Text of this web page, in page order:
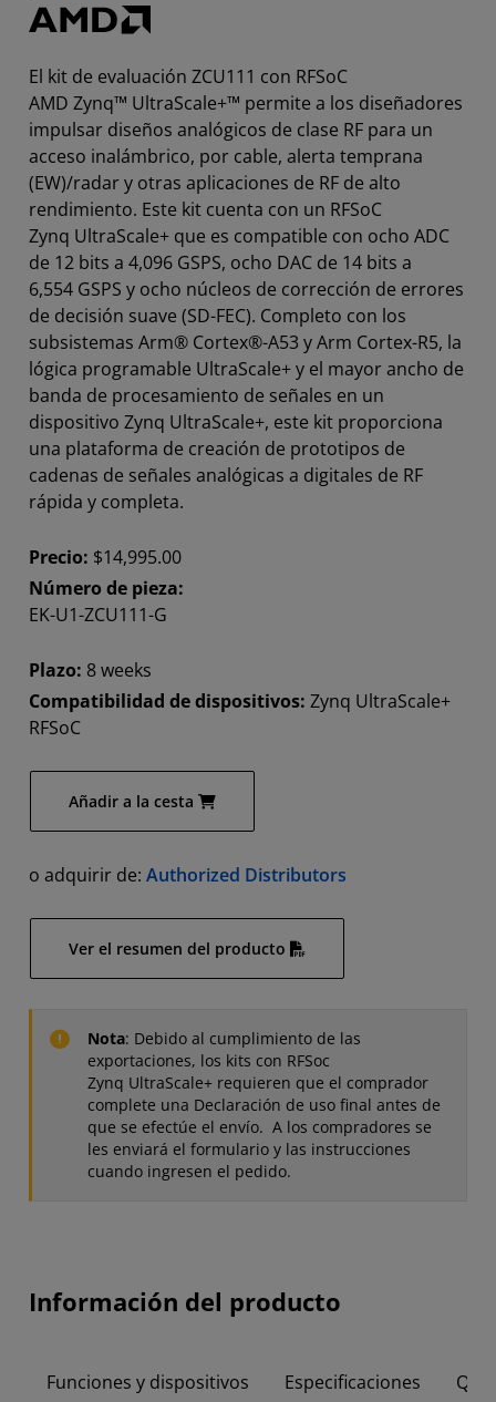
El kit de evaluación ZCU111 con RFSoC
AMD Zynq™ UltraScale+™ permite a los diseñadores
impulsar diseños analógicos de clase RF para un
acceso inalámbrico, por cable, alerta temprana
(EW)/radar y otras aplicaciones de RF de alto
rendimiento. Este kit cuenta con un RFSoC
Zynq UltraScale+ que es compatible con ocho ADC
de 12 bits a 4,096 GSPS, ocho DAC de 14 bits a
6,554 GSPS y ocho núcleos de corrección de errores
de decisión suave (SD-FEC). Completo con los
subsistemas Arm® Cortex®-A53 y Arm Cortex-R5, la
lógica programable UltraScale+ y el mayor ancho de
banda de procesamiento de señales en un
dispositivo Zynq UltraScale+, este kit proporciona
una plataforma de creación de prototipos de
cadenas de señales analógicas a digitales de RF
rápida y completa.
Precio: $14,995.00
Número de pieza:
EK-U1-ZCU111-G
Plazo: 8 weeks
Compatibilidad de dispositivos: Zynq UltraScale+
RFSoC
Añadir a la cesta
o adquirir de: Authorized Distributors
Ver el resumen del producto
Nota: Debido al cumplimiento de las
exportaciones, los kits con RFSoc
Zynq UltraScale+ requieren que el comprador
complete una Declaración de uso final antes de
que se efectúe el envío. A los compradores se
les enviará el formulario y las instrucciones
cuando ingresen el pedido.
Información del producto
Funciones y dispositivos Especificaciones